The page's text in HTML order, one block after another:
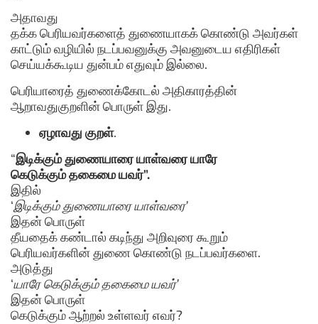
அதாவது
தக்க பெரியவர்களைத் துணையாகக் கொண்டு அவர்கள்
காட்டும் வழியில் நடப்பவனுக்கு அவனுடைய எதிரிகள்
செய்யக்கூடிய துன்பம் எதுவும் இல்லை.
பெரியாரைத் துணைக்கோடல் அதிகாரத்தின்
ஆறாவதுகுறளின் பொருள் இது.
ஏழாவது குறள்.
“இடிக்கும் துணையாரை யாள்வரை யாரே
கெடுக்கும் தகைமை யவர்”.
இதில்
‘இடிக்கும் துணையாரை யாள்வரை’
இதன் பொருள்
தீயதைக் கண்டால் கடிந்து அறிவுரை கூறும்
பெரியவர்களின் துணை கொண்டு நடப்பவர்களை.
அடுத்து
‘யாரே கெடுக்கும் தகைமை யவர்’
இதன் பொருள்
கெடுக்கும் ஆற்றல் உள்ளவர் எவர்?